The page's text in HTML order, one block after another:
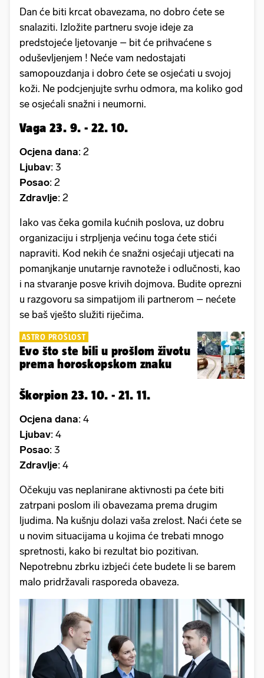
Dan će biti krcat obavezama, no dobro ćete se
snalaziti. Izložite partneru svoje ideje za
predstojeće ljetovanje – bit će prihvaćene s
oduševljenjem ! Neće vam nedostajati
samopouzdanja i dobro ćete se osjećati u svojoj
koži. Ne podcjenjujte svrhu odmora, ma koliko god
se osjećali snažni i neumorni.
Vaga 23. 9. - 22. 10.
Ocjena dana: 2
Ljubav: 3
Posao: 2
Zdravlje: 2
Iako vas čeka gomila kućnih poslova, uz dobru
organizaciju i strpljenja većinu toga ćete stići
napraviti. Kod nekih će snažni osjećaji utjecati na
pomanjkanje unutarnje ravnoteže i odlučnosti, kao
i na stvaranje posve krivih dojmova. Budite oprezni
u razgovoru sa simpatijom ili partnerom – nećete
se baš vješto služiti riječima.
ASTRO PROŠLOST
Evo što ste bili u prošlom životu
prema horoskopskom znaku
Škorpion 23. 10. - 21. 11.
Ocjena dana: 4
Ljubav: 4
Posao: 3
Zdravlje: 4
Očekuju vas neplanirane aktivnosti pa ćete biti
zatrpani poslom ili obavezama prema drugim
ljudima. Na kušnju dolazi vaša zrelost. Naći ćete se
u novim situacijama u kojima će trebati mnogo
spretnosti, kako bi rezultat bio pozitivan.
Nepotrebnu zbrku izbjeći ćete budete li se barem
malo pridržavali rasporeda obaveza.